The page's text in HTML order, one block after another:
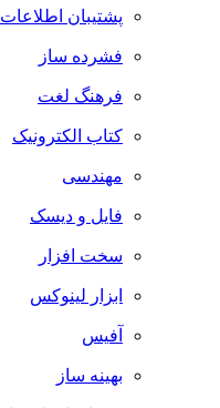
پشتیبان اطلاعات
فشرده ساز
فرهنگ لغت
کتاب الکترونیک
مهندسی
فایل و دیسک
سخت افزار
ابزار لینوکس
آفیس
بهینه ساز